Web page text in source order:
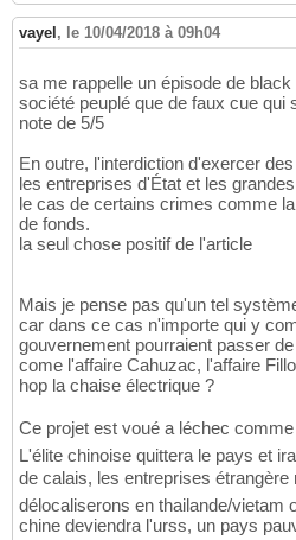
vayel , le 10/04/2018 à 09h04
sa me rappelle un épisode de
société peuplé que de faux cue qui
note de 5/5
En outre, l'interdiction d'exercer
les entreprises d'État et les
le cas de certains crimes comme
de fonds.
la seul chose positif de l'article
Mais je pense pas qu'un tel
car dans ce cas n'importe qui y
gouvernement pourraient passer
come l'affaire Cahuzac, l'affaire
hop la chaise électrique ?
Ce projet est voué a léchec
L'élite chinoise quittera le pays et
de calais, les entreprises étrangère
délocaliserons en thailande/vietam
chine deviendra l'urss, un pays